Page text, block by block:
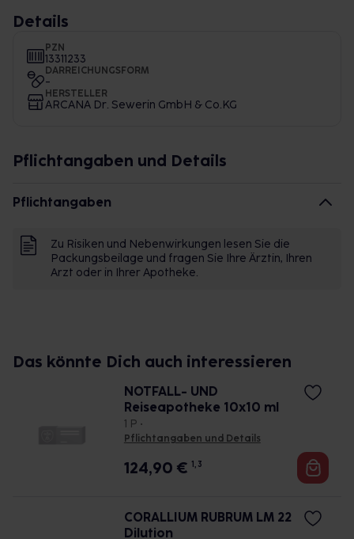
Details
PZN
13311233
DARREICHUNGSFORM
-
HERSTELLER
ARCANA Dr. Sewerin GmbH & Co.KG
Pflichtangaben und Details
Pflichtangaben
Zu Risiken und Nebenwirkungen lesen Sie die
Packungsbeilage und fragen Sie Ihre Ärztin, Ihren
Arzt oder in Ihrer Apotheke.
Das könnte Dich auch interessieren
NOTFALL- UND
Reiseapotheke 10x10 ml
1 P •
Pflichtangaben und Details
124,90 € 1, 3
CORALLIUM RUBRUM LM 22
Dilution